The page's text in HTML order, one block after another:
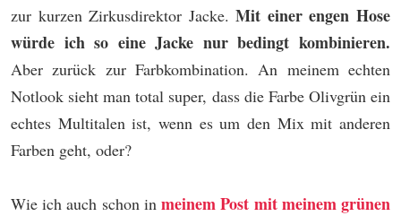
zur kurzen Zirkusdirektor Jacke.Mit einer engen Hose
würde ich so eine Jacke nur bedingt kombinieren.
Aber zurück zur Farbkombination. An meinem echten
Notlook sieht man total super, dass die Farbe Olivgrün ein
echtes Multitalen ist, wenn es um den Mix mit anderen
Farben geht, oder?
Wie ich auch schon inmeinem Post mit meinem grünen